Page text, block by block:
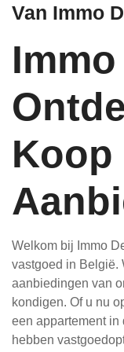
Van Immo
Koop
Welkom bij Immo
vastgoed in België.
aanbiedingen van
kondigen. Of u nu
een appartement
hebben